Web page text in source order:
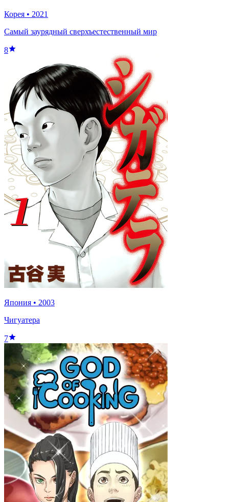
Корея • 2021
Самый заурядный сверхъестественный мир
8
Япония • 2003
Чигуатера
7